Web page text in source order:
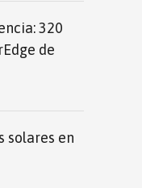
320
de
solares en